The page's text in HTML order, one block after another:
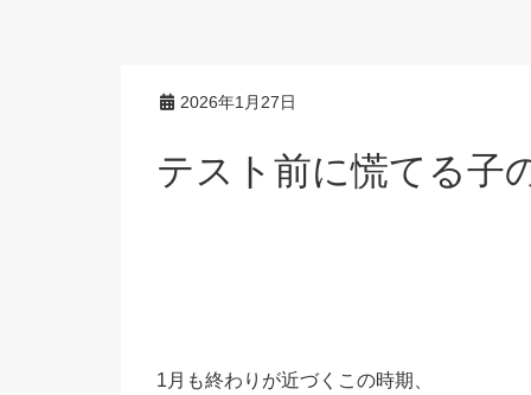
2026年1月27日
テスト前に慌てる子
1月も終わりが近づくこの時期、